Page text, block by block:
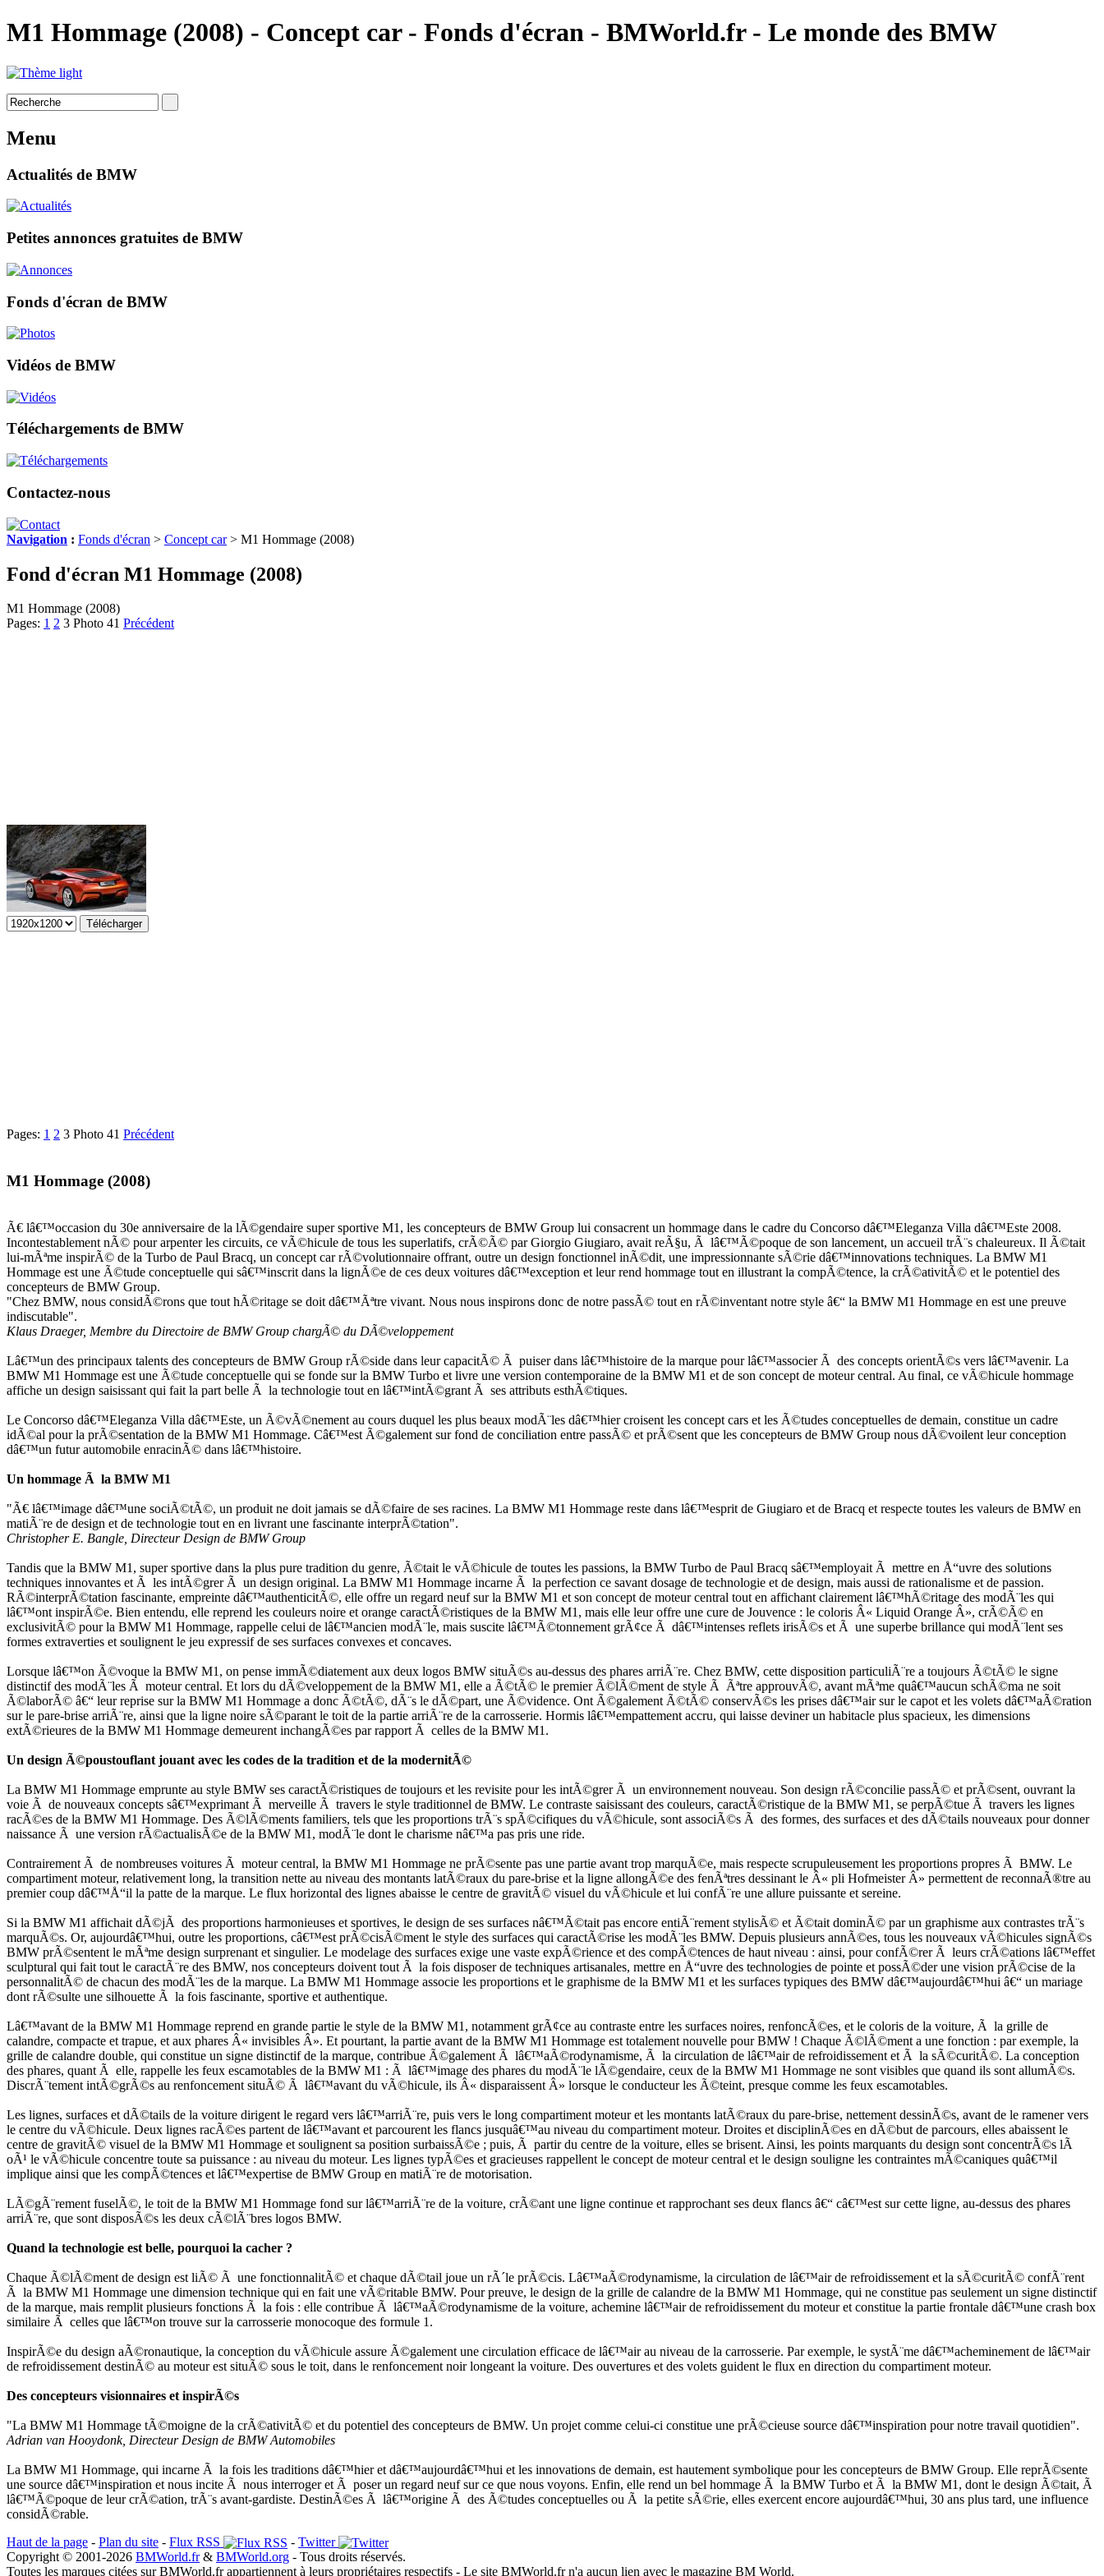
M1 Hommage (2008) - Concept car - Fonds d'écran - BMWorld.fr - Le monde des BMW
Menu
Actualités de BMW
Petites annonces gratuites de BMW
Fonds d'écran de BMW
Vidéos de BMW
Téléchargements de BMW
Contactez-nous
Navigation : Fonds d'écran > Concept car> M1 Hommage (2008)
Fond d'écran M1 Hommage (2008)
M1 Hommage (2008)
Pages: 1 2 3 Photo 41 Précédent
Pages: 1 2 3 Photo 41 Précédent
M1 Hommage (2008)
Ã€ lâ€™occasion du 30e anniversaire de la lÃ©gendaire super sportive M1, les concepteurs de BMW Group lui consacrent un hommage dans le cadre du Concorso dâ€™Eleganza Villa dâ€™Este 2008.
Incontestablement nÃ© pour arpenter les circuits, ce vÃ©hicule de tous les superlatifs, crÃ©Ã© par Giorgio Giugiaro, avait reÃ§u, Ã lâ€™Ã©poque de son lancement, un accueil trÃ¨s chaleureux. Il Ã©tait
lui-mÃªme inspirÃ© de la Turbo de Paul Bracq, un concept car rÃ©volutionnaire offrant, outre un design fonctionnel inÃ©dit, une impressionnante sÃ©rie dâ€™innovations techniques. La BMW M1
Hommage est une Ã©tude conceptuelle qui sâ€™inscrit dans la lignÃ©e de ces deux voitures dâ€™exception et leur rend hommage tout en illustrant la compÃ©tence, la crÃ©ativitÃ© et le potentiel des
concepteurs de BMW Group.
"Chez BMW, nous considÃ©rons que tout hÃ©ritage se doit dâ€™Ãªtre vivant. Nous nous inspirons donc de notre passÃ© tout en rÃ©inventant notre style â€“ la BMW M1 Hommage en est une preuve
indiscutable".
Klaus Draeger, Membre du Directoire de BMW Group chargÃ© du DÃ©veloppement
Lâ€™un des principaux talents des concepteurs de BMW Group rÃ©side dans leur capacitÃ© Ã puiser dans lâ€™histoire de la marque pour lâ€™associer Ã des concepts orientÃ©s vers lâ€™avenir. La
BMW M1 Hommage est une Ã©tude conceptuelle qui se fonde sur la BMW Turbo et livre une version contemporaine de la BMW M1 et de son concept de moteur central. Au final, ce vÃ©hicule hommage
affiche un design saisissant qui fait la part belle Ã la technologie tout en lâ€™intÃ©grant Ã ses attributs esthÃ©tiques.
Le Concorso dâ€™Eleganza Villa dâ€™Este, un Ã©vÃ©nement au cours duquel les plus beaux modÃ¨les dâ€™hier croisent les concept cars et les Ã©tudes conceptuelles de demain, constitue un cadre
idÃ©al pour la prÃ©sentation de la BMW M1 Hommage. Câ€™est Ã©galement sur fond de conciliation entre passÃ© et prÃ©sent que les concepteurs de BMW Group nous dÃ©voilent leur conception
dâ€™un futur automobile enracinÃ© dans lâ€™histoire.
Un hommage Ã la BMW M1
"Ã€ lâ€™image dâ€™une sociÃ©tÃ©, un produit ne doit jamais se dÃ©faire de ses racines. La BMW M1 Hommage reste dans lâ€™esprit de Giugiaro et de Bracq et respecte toutes les valeurs de BMW en
matiÃ¨re de design et de technologie tout en en livrant une fascinante interprÃ©tation".
Christopher E. Bangle, Directeur Design de BMW Group
Tandis que la BMW M1, super sportive dans la plus pure tradition du genre, Ã©tait le vÃ©hicule de toutes les passions, la BMW Turbo de Paul Bracq sâ€™employait Ã mettre en Å“uvre des solutions
techniques innovantes et Ã les intÃ©grer Ã un design original. La BMW M1 Hommage incarne Ã la perfection ce savant dosage de technologie et de design, mais aussi de rationalisme et de passion.
RÃ©interprÃ©tation fascinante, empreinte dâ€™authenticitÃ©, elle offre un regard neuf sur la BMW M1 et son concept de moteur central tout en affichant clairement lâ€™hÃ©ritage des modÃ¨les qui
lâ€™ont inspirÃ©e. Bien entendu, elle reprend les couleurs noire et orange caractÃ©ristiques de la BMW M1, mais elle leur offre une cure de Jouvence : le coloris Â« Liquid Orange Â», crÃ©Ã© en
exclusivitÃ© pour la BMW M1 Hommage, rappelle celui de lâ€™ancien modÃ¨le, mais suscite lâ€™Ã©tonnement grÃ¢ce Ã dâ€™intenses reflets irisÃ©s et Ã une superbe brillance qui modÃ¨lent ses
formes extraverties et soulignent le jeu expressif de ses surfaces convexes et concaves.
Lorsque lâ€™on Ã©voque la BMW M1, on pense immÃ©diatement aux deux logos BMW situÃ©s au-dessus des phares arriÃ¨re. Chez BMW, cette disposition particuliÃ¨re a toujours Ã©tÃ© le signe
distinctif des modÃ¨les Ã moteur central. Et lors du dÃ©veloppement de la BMW M1, elle a Ã©tÃ© le premier Ã©lÃ©ment de style Ã Ãªtre approuvÃ©, avant mÃªme quâ€™aucun schÃ©ma ne soit
Ã©laborÃ© â€“ leur reprise sur la BMW M1 Hommage a donc Ã©tÃ©, dÃ¨s le dÃ©part, une Ã©vidence. Ont Ã©galement Ã©tÃ© conservÃ©s les prises dâ€™air sur le capot et les volets dâ€™aÃ©ration
sur le pare-brise arriÃ¨re, ainsi que la ligne noire sÃ©parant le toit de la partie arriÃ¨re de la carrosserie. Hormis lâ€™empattement accru, qui laisse deviner un habitacle plus spacieux, les dimensions
extÃ©rieures de la BMW M1 Hommage demeurent inchangÃ©es par rapport Ã celles de la BMW M1.
Un design Ã©poustouflant jouant avec les codes de la tradition et de la modernitÃ©
La BMW M1 Hommage emprunte au style BMW ses caractÃ©ristiques de toujours et les revisite pour les intÃ©grer Ã un environnement nouveau. Son design rÃ©concilie passÃ© et prÃ©sent, ouvrant la
voie Ã de nouveaux concepts sâ€™exprimant Ã merveille Ã travers le style traditionnel de BMW. Le contraste saisissant des couleurs, caractÃ©ristique de la BMW M1, se perpÃ©tue Ã travers les lignes
racÃ©es de la BMW M1 Hommage. Des Ã©lÃ©ments familiers, tels que les proportions trÃ¨s spÃ©cifiques du vÃ©hicule, sont associÃ©s Ã des formes, des surfaces et des dÃ©tails nouveaux pour donner
naissance Ã une version rÃ©actualisÃ©e de la BMW M1, modÃ¨le dont le charisme nâ€™a pas pris une ride.
Contrairement Ã de nombreuses voitures Ã moteur central, la BMW M1 Hommage ne prÃ©sente pas une partie avant trop marquÃ©e, mais respecte scrupuleusement les proportions propres Ã BMW. Le
compartiment moteur, relativement long, la transition nette au niveau des montants latÃ©raux du pare-brise et la ligne allongÃ©e des fenÃªtres dessinant le Â« pli Hofmeister Â» permettent de reconnaÃ®tre au
premier coup dâ€™Å“il la patte de la marque. Le flux horizontal des lignes abaisse le centre de gravitÃ© visuel du vÃ©hicule et lui confÃ¨re une allure puissante et sereine.
Si la BMW M1 affichait dÃ©jÃ des proportions harmonieuses et sportives, le design de ses surfaces nâ€™Ã©tait pas encore entiÃ¨rement stylisÃ© et Ã©tait dominÃ© par un graphisme aux contrastes trÃ¨s
marquÃ©s. Or, aujourdâ€™hui, outre les proportions, câ€™est prÃ©cisÃ©ment le style des surfaces qui caractÃ©rise les modÃ¨les BMW. Depuis plusieurs annÃ©es, tous les nouveaux vÃ©hicules signÃ©s
BMW prÃ©sentent le mÃªme design surprenant et singulier. Le modelage des surfaces exige une vaste expÃ©rience et des compÃ©tences de haut niveau : ainsi, pour confÃ©rer Ã leurs crÃ©ations lâ€™effet
sculptural qui fait tout le caractÃ¨re des BMW, nos concepteurs doivent tout Ã la fois disposer de techniques artisanales, mettre en Å“uvre des technologies de pointe et possÃ©der une vision prÃ©cise de la
personnalitÃ© de chacun des modÃ¨les de la marque. La BMW M1 Hommage associe les proportions et le graphisme de la BMW M1 et les surfaces typiques des BMW dâ€™aujourdâ€™hui â€“ un mariage
dont rÃ©sulte une silhouette Ã la fois fascinante, sportive et authentique.
Lâ€™avant de la BMW M1 Hommage reprend en grande partie le style de la BMW M1, notamment grÃ¢ce au contraste entre les surfaces noires, renfoncÃ©es, et le coloris de la voiture, Ã la grille de
calandre, compacte et trapue, et aux phares Â« invisibles Â». Et pourtant, la partie avant de la BMW M1 Hommage est totalement nouvelle pour BMW ! Chaque Ã©lÃ©ment a une fonction : par exemple, la
grille de calandre double, qui constitue un signe distinctif de la marque, contribue Ã©galement Ã lâ€™aÃ©rodynamisme, Ã la circulation de lâ€™air de refroidissement et Ã la sÃ©curitÃ©. La conception
des phares, quant Ã elle, rappelle les feux escamotables de la BMW M1 : Ã lâ€™image des phares du modÃ¨le lÃ©gendaire, ceux de la BMW M1 Hommage ne sont visibles que quand ils sont allumÃ©s.
DiscrÃ¨tement intÃ©grÃ©s au renfoncement situÃ© Ã lâ€™avant du vÃ©hicule, ils Â« disparaissent Â» lorsque le conducteur les Ã©teint, presque comme les feux escamotables.
Les lignes, surfaces et dÃ©tails de la voiture dirigent le regard vers lâ€™arriÃ¨re, puis vers le long compartiment moteur et les montants latÃ©raux du pare-brise, nettement dessinÃ©s, avant de le ramener vers
le centre du vÃ©hicule. Deux lignes racÃ©es partent de lâ€™avant et parcourent les flancs jusquâ€™au niveau du compartiment moteur. Droites et disciplinÃ©es en dÃ©but de parcours, elles abaissent le
centre de gravitÃ© visuel de la BMW M1 Hommage et soulignent sa position surbaissÃ©e ; puis, Ã partir du centre de la voiture, elles se brisent. Ainsi, les points marquants du design sont concentrÃ©s lÃ
oÃ¹ le vÃ©hicule concentre toute sa puissance : au niveau du moteur. Les lignes typÃ©es et gracieuses rappellent le concept de moteur central et le design souligne les contraintes mÃ©caniques quâ€™il
implique ainsi que les compÃ©tences et lâ€™expertise de BMW Group en matiÃ¨re de motorisation.
LÃ©gÃ¨rement fuselÃ©, le toit de la BMW M1 Hommage fond sur lâ€™arriÃ¨re de la voiture, crÃ©ant une ligne continue et rapprochant ses deux flancs â€“ câ€™est sur cette ligne, au-dessus des phares
arriÃ¨re, que sont disposÃ©s les deux cÃ©lÃ¨bres logos BMW.
Quand la technologie est belle, pourquoi la cacher ?
Chaque Ã©lÃ©ment de design est liÃ© Ã une fonctionnalitÃ© et chaque dÃ©tail joue un rÃ´le prÃ©cis. Lâ€™aÃ©rodynamisme, la circulation de lâ€™air de refroidissement et la sÃ©curitÃ© confÃ¨rent
Ã la BMW M1 Hommage une dimension technique qui en fait une vÃ©ritable BMW. Pour preuve, le design de la grille de calandre de la BMW M1 Hommage, qui ne constitue pas seulement un signe distinctif
de la marque, mais remplit plusieurs fonctions Ã la fois : elle contribue Ã lâ€™aÃ©rodynamisme de la voiture, achemine lâ€™air de refroidissement du moteur et constitue la partie frontale dâ€™une crash box
similaire Ã celles que lâ€™on trouve sur la carrosserie monocoque des formule 1.
InspirÃ©e du design aÃ©ronautique, la conception du vÃ©hicule assure Ã©galement une circulation efficace de lâ€™air au niveau de la carrosserie. Par exemple, le systÃ¨me dâ€™acheminement de lâ€™air
de refroidissement destinÃ© au moteur est situÃ© sous le toit, dans le renfoncement noir longeant la voiture. Des ouvertures et des volets guident le flux en direction du compartiment moteur.
Des concepteurs visionnaires et inspirÃ©s
"La BMW M1 Hommage tÃ©moigne de la crÃ©ativitÃ© et du potentiel des concepteurs de BMW. Un projet comme celui-ci constitue une prÃ©cieuse source dâ€™inspiration pour notre travail quotidien".
Adrian van Hooydonk, Directeur Design de BMW Automobiles
La BMW M1 Hommage, qui incarne Ã la fois les traditions dâ€™hier et dâ€™aujourdâ€™hui et les innovations de demain, est hautement symbolique pour les concepteurs de BMW Group. Elle reprÃ©sente
une source dâ€™inspiration et nous incite Ã nous interroger et Ã poser un regard neuf sur ce que nous voyons. Enfin, elle rend un bel hommage Ã la BMW Turbo et Ã la BMW M1, dont le design Ã©tait, Ã
lâ€™Ã©poque de leur crÃ©ation, trÃ¨s avant-gardiste. DestinÃ©es Ã lâ€™origine Ã des Ã©tudes conceptuelles ou Ã la petite sÃ©rie, elles exercent encore aujourdâ€™hui, 30 ans plus tard, une influence
considÃ©rable.
Haut de la page - Plan du site - Flux RSS - Twitter
Copyright © 2001-2026 BMWorld.fr& BMWorld.org - Tous droits réservés.
Toutes les marques citées sur BMWorld.fr appartiennent à leurs propriétaires respectifs - Le site BMWorld.fr n'a aucun lien avec le magazine BM World.